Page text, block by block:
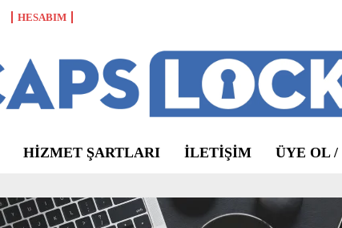
HESABIM
HIZMET ŞARTLARI ILETIŞIM ÜYE OL /